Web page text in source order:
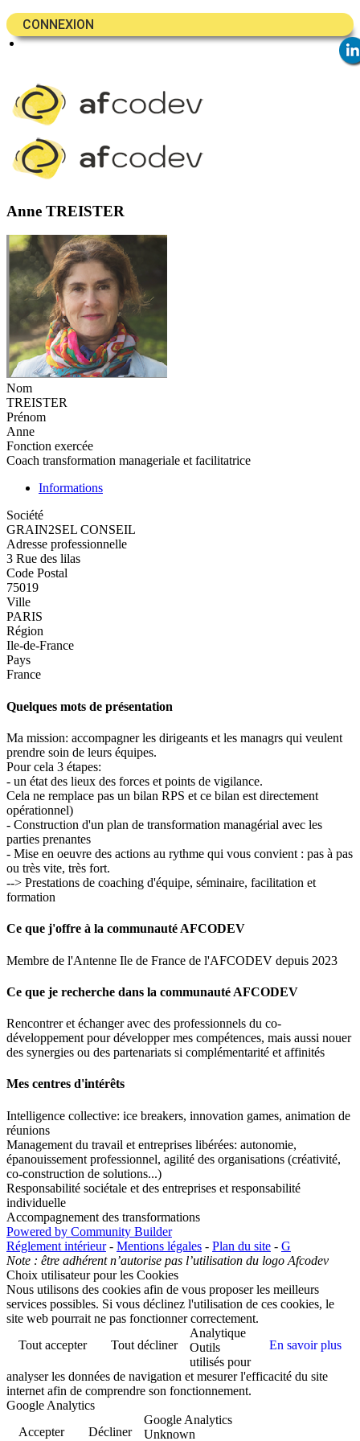
CONNEXION
Anne TREISTER
Nom
TREISTER
Prénom
Anne
Fonction exercée
Coach transformation manageriale et facilitatrice
Informations
Société
GRAIN2SEL CONSEIL
Adresse professionnelle
3 Rue des lilas
Code Postal
75019
Ville
PARIS
Région
Ile-de-France
Pays
France
Quelques mots de présentation
Ma mission: accompagner les dirigeants et les managrs qui veulent
prendre soin de leurs équipes.
Pour cela 3 étapes:
- un état des lieux des forces et points de vigilance.
Cela ne remplace pas un bilan RPS et ce bilan est directement
opérationnel)
- Construction d'un plan de transformation managérial avec les
parties prenantes
- Mise en oeuvre des actions au rythme qui vous convient : pas à pas
ou très vite, très fort.
--> Prestations de coaching d'équipe, séminaire, facilitation et
formation
Ce que j'offre à la communauté AFCODEV
Membre de l'Antenne Ile de France de l'AFCODEV depuis 2023
Ce que je recherche dans la communauté AFCODEV
Rencontrer et échanger avec des professionnels du co-
développement pour développer mes compétences, mais aussi nouer
des synergies ou des partenariats si complémentarité et affinités
Mes centres d'intérêts
Intelligence collective: ice breakers, innovation games, animation de
réunions
Management du travail et entreprises libérées: autonomie,
épanouissement professionnel, agilité des organisations (créativité,
co-construction de solutions...)
Responsabilité sociétale et des entreprises et responsabilité
individuelle
Accompagnement des transformations
Powered by Community Builder
Réglement intérieur- Mentions légales - Plan du site - G
Note : être adhérent n’autorise pas l’utilisation du logo Afcodev
Choix utilisateur pour les Cookies
Nous utilisons des cookies afin de vous proposer les meilleurs
services possibles. Si vous déclinez l'utilisation de ces cookies, le
site web pourrait ne pas fonctionner correctement.
Tout accepter
Tout décliner En savoir plus
Analytique
Outils
utilisés pour
analyser les données de navigation et mesurer l'efficacité du site
internet afin de comprendre son fonctionnement.
Google Analytics
Accepter
Décliner
Google Analytics
Unknown